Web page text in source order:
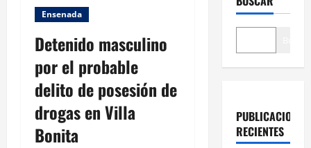
Ensenada
Detenido masculino
por el probable
delito de posesión de
drogas en Villa
Bonita
PUBLICACIONES
RECIENTES